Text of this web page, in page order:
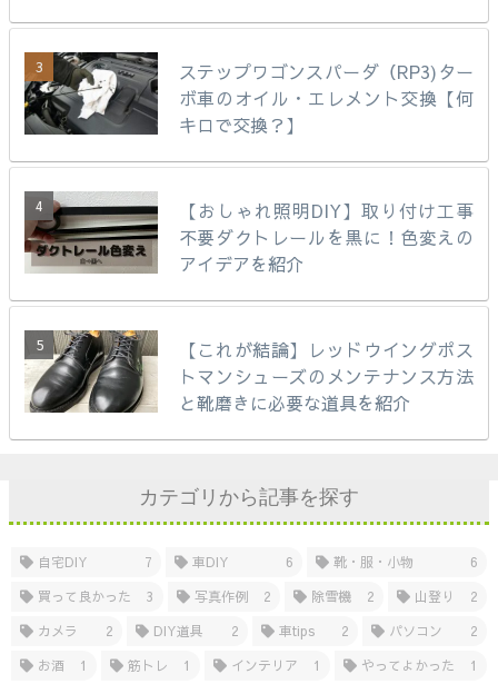
ステップワゴンスパーダ（RP3)ター
ボ車のオイル・エレメント交換【何
キロで交換？】
【おしゃれ照明DIY】取り付け工事
不要ダクトレールを黒に！色変えの
アイデアを紹介
【これが結論】レッドウイングポス
トマンシューズのメンテナンス方法
と靴磨きに必要な道具を紹介
カテゴリから記事を探す
自宅DIY 7 車DIY 6 靴・服・小物
6
買って良かった
3 写真作例 2 除雪機 2 山登り
2
カメラ
2 DIY道具 2 車tips 2 パソコン
2
お酒
1 筋トレ 1 インテリア 1 やってよかった 1